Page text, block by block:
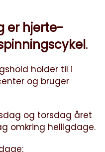
er hjerte-
.
holder til i
og bruger
og torsdag året
omkring helligdage.